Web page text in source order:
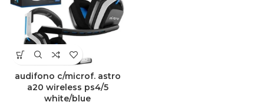
audifono c/microf. astro
a20 wireless ps4/5
white/blue